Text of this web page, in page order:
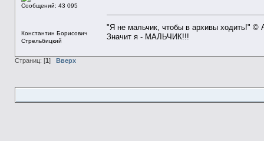
Сообщений: 43 095
Константин Борисович
Стрельбицкий
"Я не мальчик, чтобы в архивы ходить!" ©
Значит я - МАЛЬЧИК!!!
Страниц: [1] Вверх